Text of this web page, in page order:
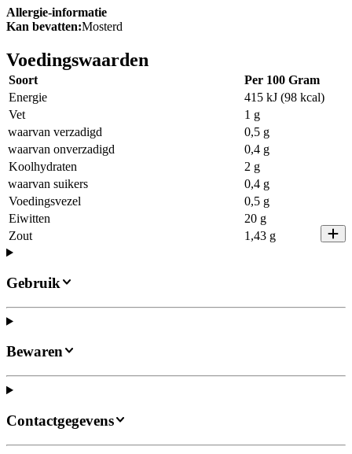
Allergie-informatie
Kan bevatten:Mosterd
Voedingswaarden
Soort
Per 100 Gram
Energie
415 kJ (98 kcal)
Vet
1 g
waarvan verzadigd
0,5 g
waarvan onverzadigd
0,4 g
Koolhydraten
2 g
waarvan suikers
0,4 g
Voedingsvezel
0,5 g
Eiwitten
20 g
Zout
1,43 g
Gebruik
Bewaren
Contactgegevens